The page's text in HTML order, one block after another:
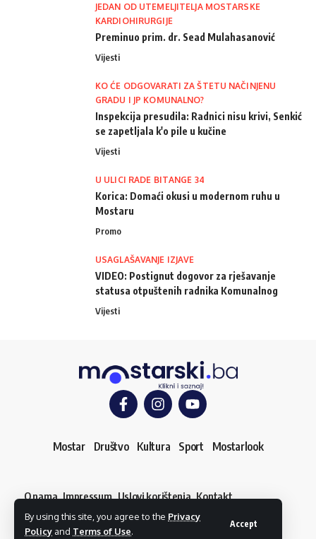
By using this site, you agree to the Privacy
Policy and Terms of Use.
Accept
JEDAN OD UTEMELJITELJA MOSTARSKE
KARDIOHIRURGIJE
Preminuo prim. dr. Sead Mulahasanović
Vijesti
KO ĆE ODGOVARATI ZA ŠTETU NAČINJENU
GRADU I JP KOMUNALNO?
Inspekcija presudila: Radnici nisu krivi, Senkić
se zapetljala k'o pile u kučine
Vijesti
U ULICI RADE BITANGE 34
Korica: Domaći okusi u modernom ruhu u
Mostaru
Promo
USAGLAŠAVANJE IZJAVE
VIDEO: Postignut dogovor za rješavanje
statusa otpuštenih radnika Komunalnog
Vijesti
Mostar Društvo Kultura Sport Mostarlook
O nama Impressum Uslovi korištenja Kontakt
Dojavi vijest
© mostarski.ba. Sva prava pridržana